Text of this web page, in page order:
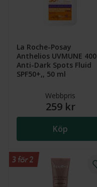
La Roche-Posay
Anthelios UVMUNE 400
Anti-Dark Spots Fluid
SPF50+,, 50 ml
Webbpris
259 kr
Köp
3 för 2